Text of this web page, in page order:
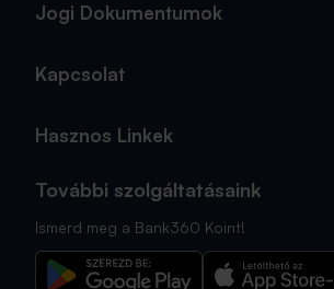
Jogi Dokumentumok
Kapcsolat
Hasznos Linkek
További szolgáltatásaink
Ismerd meg a Bank360 Koint!